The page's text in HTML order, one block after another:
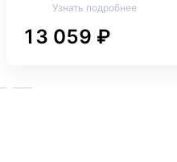
Узнать подробнее
13 059 ₽